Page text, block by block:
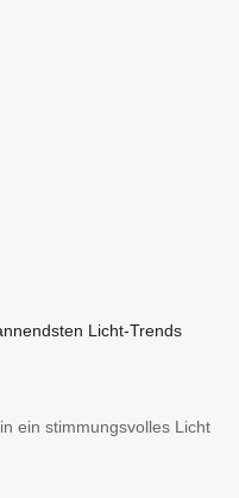
Licht-Trends
ein stimmungsvolles Licht